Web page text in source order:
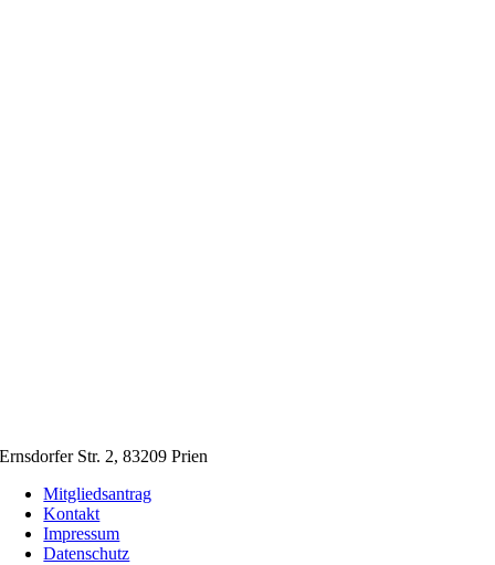
Ernsdorfer Str. 2, 83209 Prien
Mitgliedsantrag
Kontakt
Impressum
Datenschutz